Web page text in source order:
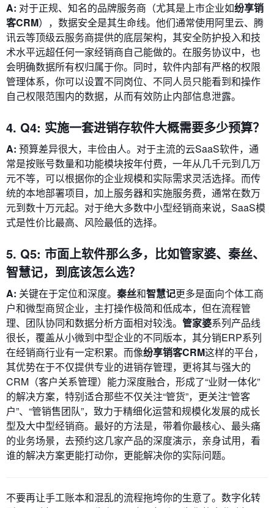
A: 对于正规、知名的品牌服务商（尤其是上市企业如纷享销
客CRM），数据安全是其生命线。他们通常使用阿里云、腾
讯云等顶级云服务商提供的底层架构，其安全防护投入和技
术水平远超任何一家经销商自己能做的。在服务协议中，也
会明确数据所有权归属于你。同时，软件内部有严格的权限
管理体系，你可以设置不同岗位、不同人员只能看到和操作
自己权限范围内的数据，从而有效防止内部信息泄露。
4. Q4: 实施一套进销存软件大概需要多少预算？
A: 预算差异很大，丰俭由人。对于主流的云SaaS软件，通
常是按账号数量和功能模块按年付费，一年从几千元到几万
元不等，可以根据你的企业规模和实际需求灵活选择。而传
统的本地部署项目，加上服务器和实施服务费，通常在数万
元到数十万元起。对于绝大多数中小型经销商来说，SaaS模
式是性价比最高、风险最低的选择。
5. Q5: 市面上软件那么多，比如管家婆、秦丝、
智慧记，到底该怎么选？
A: 关键在于定位和深度。 秦丝和智慧记更多是面向个体工商
户和微型商贸企业，主打操作极简和低成本，但在流程管
理、团队协同和数据分析方面相对较浅。 管家婆系列产品线
很长，覆盖从小微到中型企业的不同版本，其分销ERP系列
在经销商行业有一定积累。而像纷享销客CRM这样的平台，
其优势在于不仅提供专业的进销存管理，更将其与强大的
CRM（客户关系管理）能力深度融合，形成了“业财一体化”
的解决方案，特别适合那些不仅关注“管货”，更关注“管客
户”、“管销售团队”，致力于精细化运营和规模化发展的成长
型及大中型经销商。最好的方法是，带着你最核心、最头痛
的业务场景，去预约这几家产品的深度演示，亲身试用，看
谁的解决方案更能打动你，更能解决你的实际问题。
不要再让手工账本和混乱的流程拖垮你的生意了。数字化转